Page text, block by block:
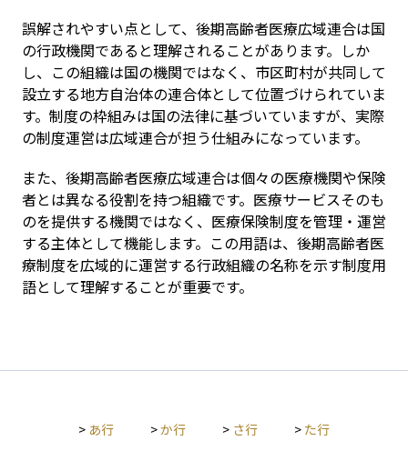
誤解されやすい点として、後期高齢者医療広域連合は国
の行政機関であると理解されることがあります。しか
し、この組織は国の機関ではなく、市区町村が共同して
設立する地方自治体の連合体として位置づけられていま
す。制度の枠組みは国の法律に基づいていますが、実際
の制度運営は広域連合が担う仕組みになっています。
また、後期高齢者医療広域連合は個々の医療機関や保険
者とは異なる役割を持つ組織です。医療サービスそのも
のを提供する機関ではなく、医療保険制度を管理・運営
する主体として機能します。この用語は、後期高齢者医
療制度を広域的に運営する行政組織の名称を示す制度用
語として理解することが重要です。
> あ行 >か行 > さ行 > た行